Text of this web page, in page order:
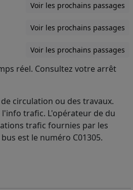
Voir les prochains passages
Voir les prochains passages
Voir les prochains passages
réel. Consultez votre arrêt
circulation ou des travaux.
trafic. L'opérateur de du
trafic fournies par les
est le numéro C01305.